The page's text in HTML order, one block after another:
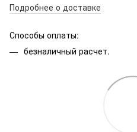
Подробнее о доставке
Способы оплаты:
безналичный расчет.